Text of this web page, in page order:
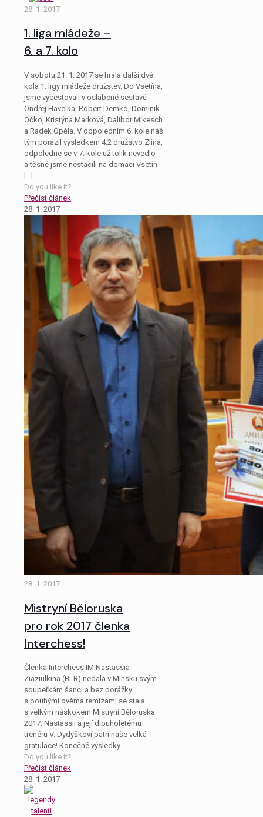
28. 1. 2017
1. liga mládeže –
6. a 7. kolo
V sobotu 21. 1. 2017 se hrála další dvě
kola 1. ligy mládeže družstev. Do Vsetína,
jsme vycestovali v oslabené sestavě
Ondřej Havelka, Robert Demko, Dominik
Očko, Kristýna Marková, Dalibor Mikesch
a Radek Opěla. V dopoledním 6. kole náš
tým porazil výsledkem 4:2 družstvo Zlína,
odpoledne se v 7. kole už tolik nevedlo
a těsně jsme nestačili na domácí Vsetín
Do you like it?
Přečíst článek
28. 1. 2017
28. 1. 2017
Mistryní Běloruska
pro rok 2017 členka
Interchess!
Členka Interchess IM Nastassia
Ziaziulkina (BLR) nedala v Minsku svým
soupeřkám šanci a bez porážky
s pouhými dvěma remízami se stala
s velkým náskokem Mistryní Běloruska
2017. Nastassii a její dlouholetému
trenéru V. Dydyškoví patří naše velká
gratulace! Konečné výsledky.
Do you like it?
Přečíst článek
28. 1. 2017